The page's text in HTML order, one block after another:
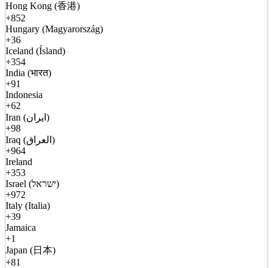
Hong Kong (香港)
+852
Hungary (Magyarország)
+36
Iceland (Ísland)
+354
India (भारत)
+91
Indonesia
+62
Iran (ایران)
+98
Iraq (العراق)
+964
Ireland
+353
Israel (ישראל)
+972
Italy (Italia)
+39
Jamaica
+1
Japan (日本)
+81